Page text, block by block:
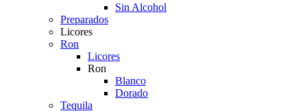
Sin Alcohol
Preparados
Licores
Ron
Licores
Ron
Blanco
Dorado
Tequila